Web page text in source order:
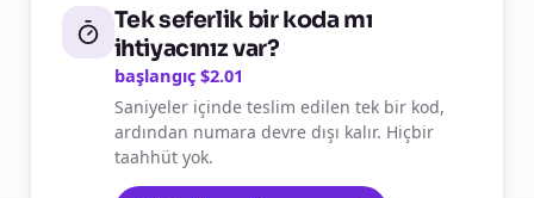
Tek seferlik bir koda mı
ihtiyacınız var?
başlangıç $2.01
Saniyeler içinde teslim edilen tek bir kod,
ardından numara devre dışı kalır. Hiçbir
taahhüt yok.